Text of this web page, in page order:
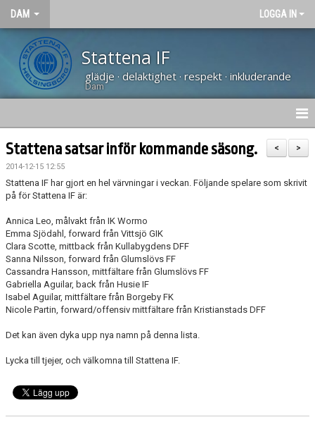
DAM LOGGA IN
Stattena IF
glädje · delaktighet · respekt · inkluderande
Dam
HEM
NYHETER
KALENDER
TRUPPEN
KONTAKT
MATCHER
>
<
Stattena satsar inför kommande säsong.
2014-12-15 12:55
Stattena IF har gjort en hel värvningar i veckan. Följande spelare som skrivit
på för Stattena IF är:
Annica Leo, målvakt från IK Wormo
Emma Sjödahl, forward från Vittsjö GIK
Clara Scotte, mittback från Kullabygdens DFF
Sanna Nilsson, forward från Glumslövs FF
Cassandra Hansson, mittfältare från Glumslövs FF
Gabriella Aguilar, back från Husie IF
Isabel Aguilar, mittfältare från Borgeby FK
Nicole Partin, forward/offensiv mittfältare från Kristianstads DFF
Det kan även dyka upp nya namn på denna lista.
Lycka till tjejer, och välkomna till Stattena IF.